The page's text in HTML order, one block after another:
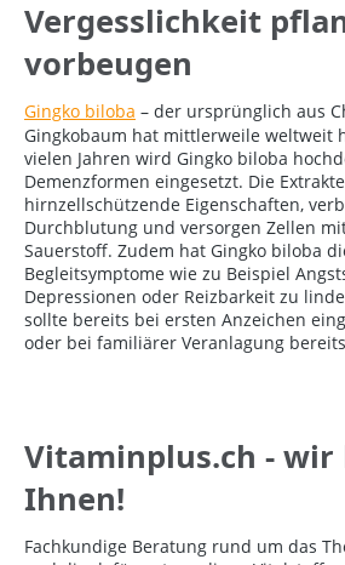
Vergesslichkeit
vorbeugen
Gingko biloba – der ursprünglich aus
Gingkobaum hat mittlerweile weltweit
vielen Jahren wird Gingko biloba
Demenzformen eingesetzt. Die
hirnzellschützende Eigenschaften,
Durchblutung und versorgen Zellen
Sauerstoff. Zudem hat Gingko biloba
Begleitsymptome wie zu Beispiel
Depressionen oder Reizbarkeit zu
sollte bereits bei ersten Anzeichen
oder bei familiärer Veranlagung
Vitaminplus.ch - wir
Ihnen!
Fachkundige Beratung rund um das